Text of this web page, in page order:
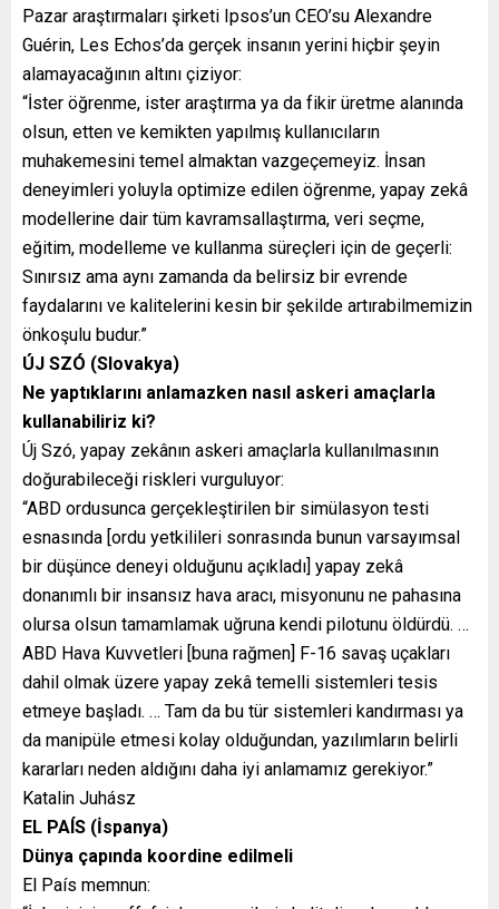
Pazar araştırmaları şirketi Ipsos’un CEO’su Alexandre
Guérin, Les Echos’da gerçek insanın yerini hiçbir şeyin
alamayacağının altını çiziyor:
“İster öğrenme, ister araştırma ya da fikir üretme alanında
olsun, etten ve kemikten yapılmış kullanıcıların
muhakemesini temel almaktan vazgeçemeyiz. İnsan
deneyimleri yoluyla optimize edilen öğrenme, yapay zekâ
modellerine dair tüm kavramsallaştırma, veri seçme,
eğitim, modelleme ve kullanma süreçleri için de geçerli:
Sınırsız ama aynı zamanda da belirsiz bir evrende
faydalarını ve kalitelerini kesin bir şekilde artırabilmemizin
önkoşulu budur.”
ÚJ SZÓ (Slovakya)
Ne yaptıklarını anlamazken nasıl askeri amaçlarla
kullanabiliriz ki?
Új Szó, yapay zekânın askeri amaçlarla kullanılmasının
doğurabileceği riskleri vurguluyor:
“ABD ordusunca gerçekleştirilen bir simülasyon testi
esnasında [ordu yetkilileri sonrasında bunun varsayımsal
bir düşünce deneyi olduğunu açıkladı] yapay zekâ
donanımlı bir insansız hava aracı, misyonunu ne pahasına
olursa olsun tamamlamak uğruna kendi pilotunu öldürdü. …
ABD Hava Kuvvetleri [buna rağmen] F-16 savaş uçakları
dahil olmak üzere yapay zekâ temelli sistemleri tesis
etmeye başladı. … Tam da bu tür sistemleri kandırması ya
da manipüle etmesi kolay olduğundan, yazılımların belirli
kararları neden aldığını daha iyi anlamamız gerekiyor.”
Katalin Juhász
EL PAÍS (İspanya)
Dünya çapında koordine edilmeli
El País memnun: